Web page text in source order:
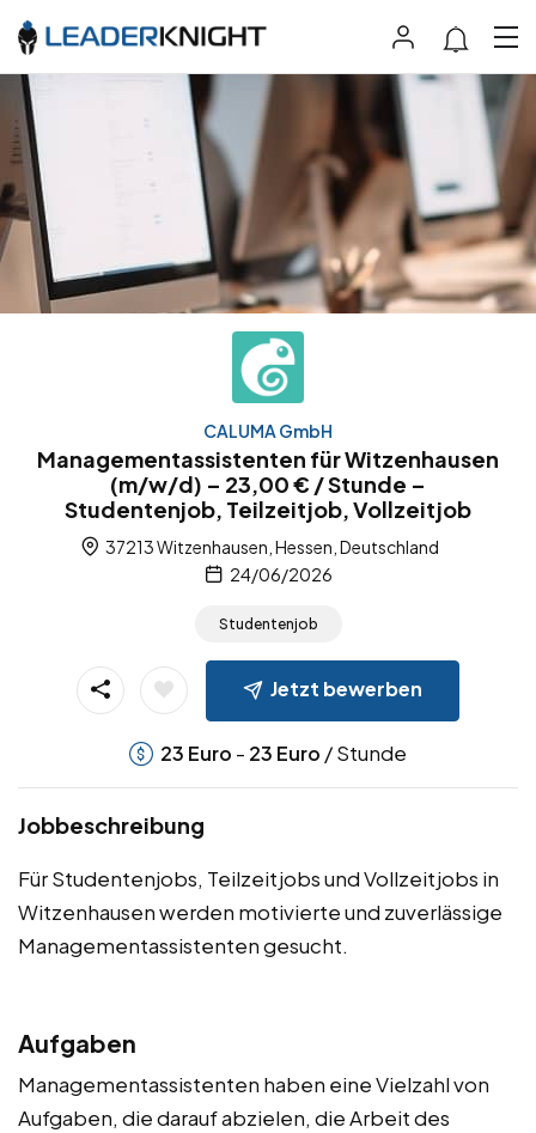
CALUMA GmbH
Managementassistenten für Witzenhausen
(m/w/d) – 23,00 € / Stunde –
Studentenjob, Teilzeitjob, Vollzeitjob
37213 Witzenhausen, Hessen, Deutschland
24/06/2026
Studentenjob
Jetzt bewerben
23 Euro - 23 Euro / Stunde
Jobbeschreibung
Für Studentenjobs, Teilzeitjobs und Vollzeitjobs in
Witzenhausen werden motivierte und zuverlässige
Managementassistenten gesucht.
Aufgaben
Managementassistenten haben eine Vielzahl von
Aufgaben, die darauf abzielen, die Arbeit des